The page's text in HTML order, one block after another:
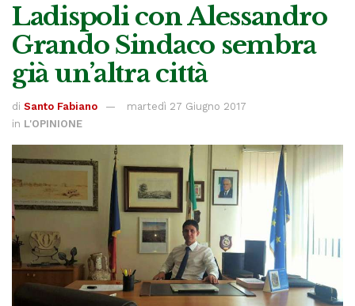
Ladispoli con Alessandro
Grando Sindaco sembra
già un’altra città
di Santo Fabiano
martedì 27 Giugno 2017
in L'OPINIONE